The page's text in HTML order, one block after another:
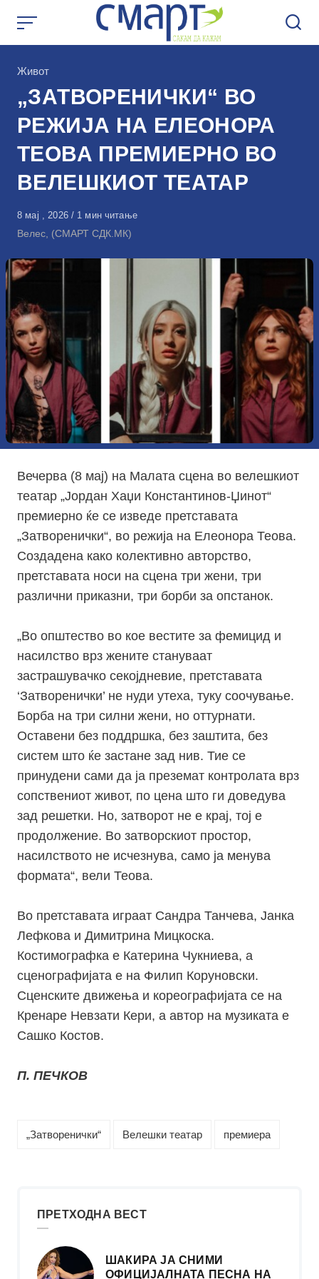
КАтегорија
Живот
„ЗАТВОРЕНИЧКИ“ ВО
РЕЖИЈА НА ЕЛЕОНОРА
ТЕОВА ПРЕМИЕРНО ВО
ВЕЛЕШКИОТ ТЕАТАР
Објавено
на
8 мај , 2026 1 мин читање
Велес, (СМАРТ СДК.МК)
Вечерва (8 мај) на Малата сцена во велешкиот
театар „Јордан Хаџи Константинов-Џинот“
премиерно ќе се изведе претставата
„Затворенички“, во режија на Елеонора Теова.
Создадена како колективно авторство,
претставата носи на сцена три жени, три
различни приказни, три борби за опстанок.
„Во општество во кое вестите за фемицид и
насилство врз жените стануваат
застрашувачко секојдневие, претставата
‘Затворенички’ не нуди утеха, туку соочување.
Борба на три силни жени, но оттурнати.
Оставени без поддршка, без заштита, без
систем што ќе застане зад нив. Тие се
принудени сами да ја преземат контролата врз
сопствениот живот, по цена што ги доведува
зад решетки. Но, затворот не е крај, тој е
продолжение. Во затворскиот простор,
насилството не исчезнува, само ја менува
формата“, вели Теова.
Во претставата играат Сандра Танчева, Јанка
Лефкова и Димитрина Мицкоска.
Костимографка е Катерина Чукниева, а
сценографијата е на Филип Коруновски.
Сценските движења и кореографијата се на
Кренаре Невзати Кери, а автор на музиката е
Сашко Костов.
П. ПЕЧКОВ
„Затворенички“ Велешки театар премиера
ПРЕТХОДНА ВЕСТ
ШАКИРА ЈА СНИМИ
ОФИЦИЈАЛНАТА ПЕСНА НА